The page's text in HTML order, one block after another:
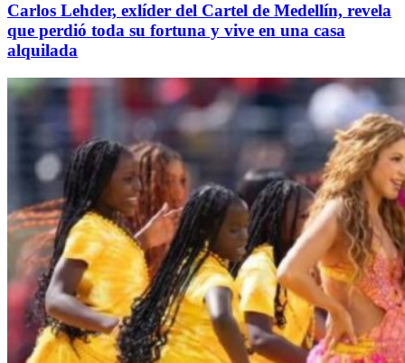
Carlos Lehder, exlíder del Cartel de Medellín, revela
que perdió toda su fortuna y vive en una casa
alquilada